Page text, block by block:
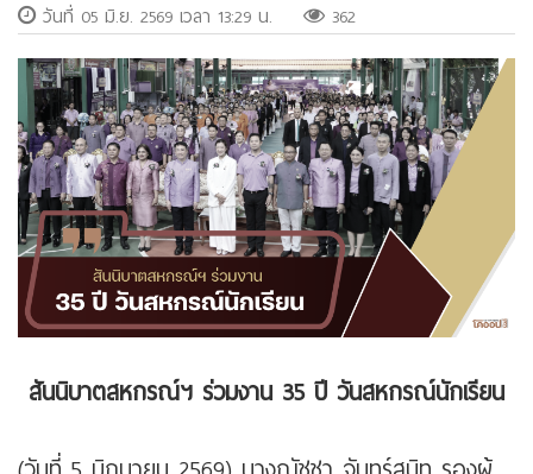
วันที่ 05 มิ.ย. 2569 เวลา 13:29 น.
362
สันนิบาตสหกรณ์ฯ ร่วมงาน 35 ปี วันสหกรณ์นักเรียน